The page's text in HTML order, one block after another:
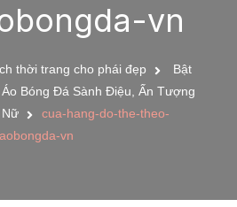
vn
thời trang cho phái đẹp
Bật
Bóng Đá Sành Điệu, Ấn Tượng
Nữ
cua-hang-do-the-theo-
aobongda-vn